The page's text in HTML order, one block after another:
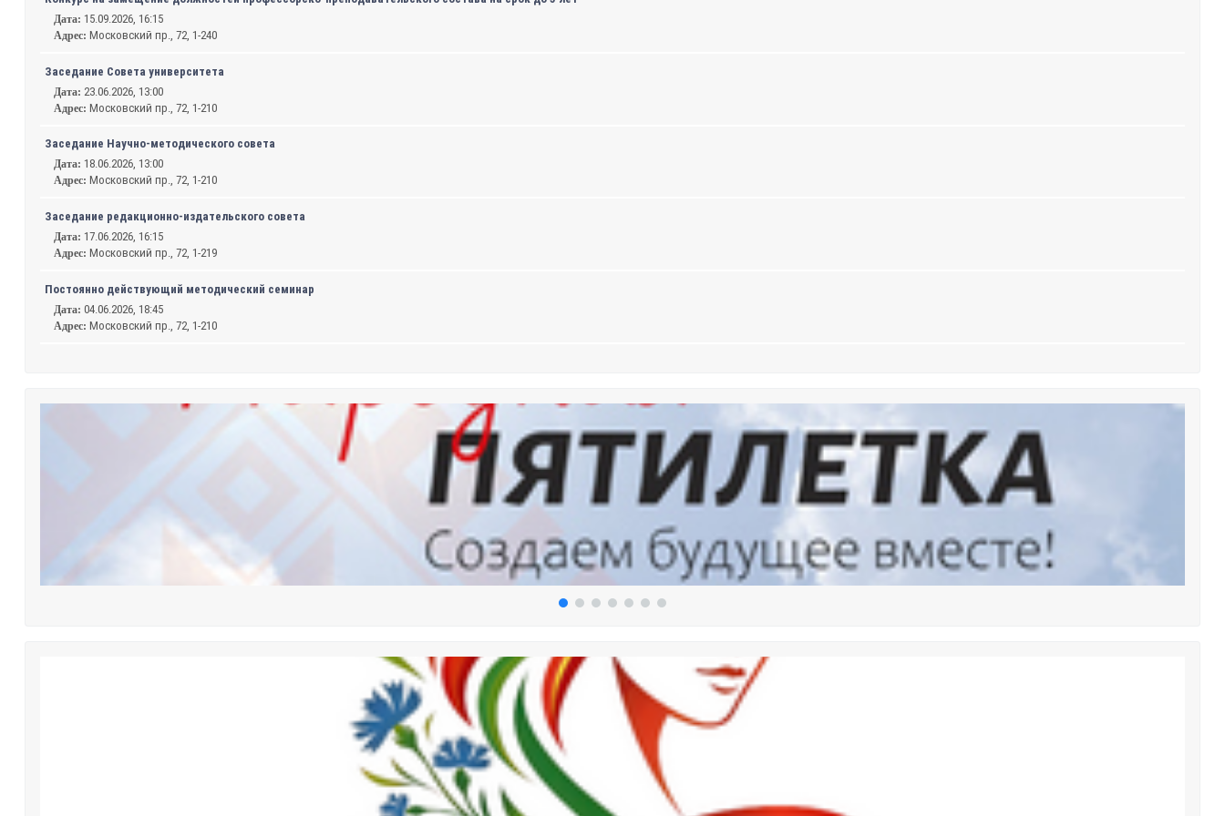
Дата: 15.09.2026, 16:15
Адрес: Московский пр., 72, 1-240
Заседание Совета университета
Дата: 23.06.2026, 13:00
Адрес: Московский пр., 72, 1-210
Заседание Научно-методического совета
Дата: 18.06.2026, 13:00
Адрес: Московский пр., 72, 1-210
Заседание редакционно-издательского совета
Дата: 17.06.2026, 16:15
Адрес: Московский пр., 72, 1-219
Постоянно действующий методический семинар
Дата:04.06.2026, 18:45
Адрес: Московский пр., 72, 1-210